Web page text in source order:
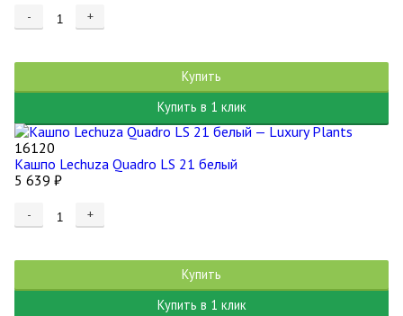
- +
Купить
Купить в 1 клик
16120
Кашпо Lechuza Quadro LS 21 белый
5 639 ₽
- +
Купить
Купить в 1 клик